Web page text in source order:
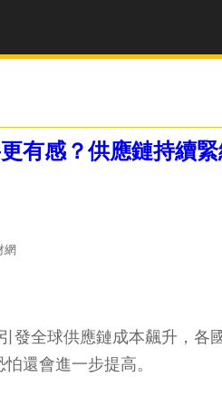
有感？供應鏈持續
網
發全球供應鏈成本飆升，各
還會進一步提高。